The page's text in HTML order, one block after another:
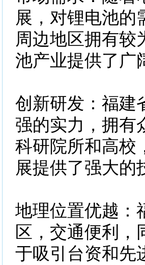
展，对锂电池的
周边地区拥有较
池产业提供了广
创新研发：福建
强的实力，拥有
科研院所和高校
展提供了强大的
地理位置优越：
区，交通便利，
于吸引台资和先